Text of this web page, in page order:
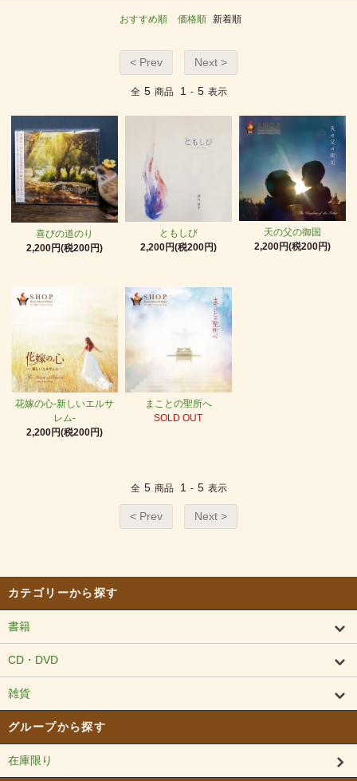
おすすめ順 価格順 新着順
< Prev Next >
全 5 商品 1 - 5 表示
喜びの道のり
2,200円(税200円)
ともしび
2,200円(税200円)
天の父の御国
2,200円(税200円)
花嫁の心-新しいエルサ
レム-
2,200円(税200円)
まことの聖所へ
SOLD OUT
全 5 商品 1 - 5 表示
< Prev Next >
カテゴリーから探す
書籍
CD・DVD
雑貨
グループから探す
在庫限り